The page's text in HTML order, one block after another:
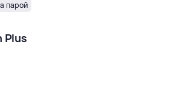
парой
Plus